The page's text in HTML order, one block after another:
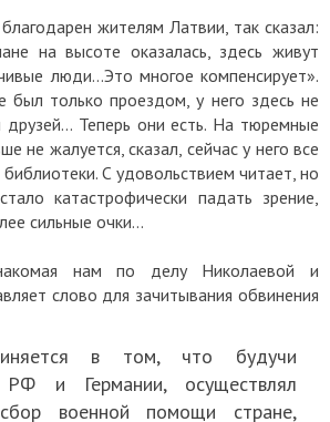
жителям Латвии, так сказал:
на высоте оказалась, здесь живут
люди…Это многое компенсирует».
был только проездом, у него здесь не
Теперь они есть. На тюремные
не жалуется, сказал, сейчас у него все
библиотеки. С удовольствием читает, но
катастрофически падать зрение,
сильные очки…
нам по делу Николаевой и
слово для зачитывания обвинения
в том, что будучи
РФ и Германии, осуществлял
военной помощи стране,